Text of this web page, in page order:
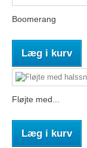
Boomerang
Læg i kurv
Fløjte med...
Læg i kurv